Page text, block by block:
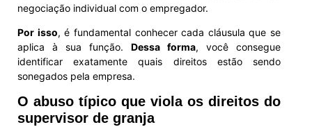
negociação individual com o empregador.
Por isso, é fundamental conhecer cada cláusula que se
aplica à sua função. Dessa forma, você consegue
identificar exatamente quais direitos estão sendo
sonegados pela empresa.
O abuso típico que viola os direitos do
supervisor de granja